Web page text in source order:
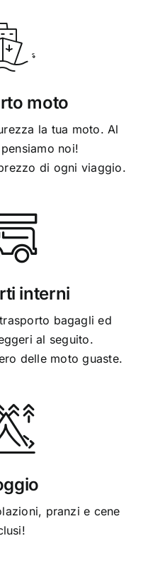
moto
la tua moto. Al
noi!
di ogni viaggio.
interni
bagagli ed
al seguito.
delle moto guaste.
pranzi e cene